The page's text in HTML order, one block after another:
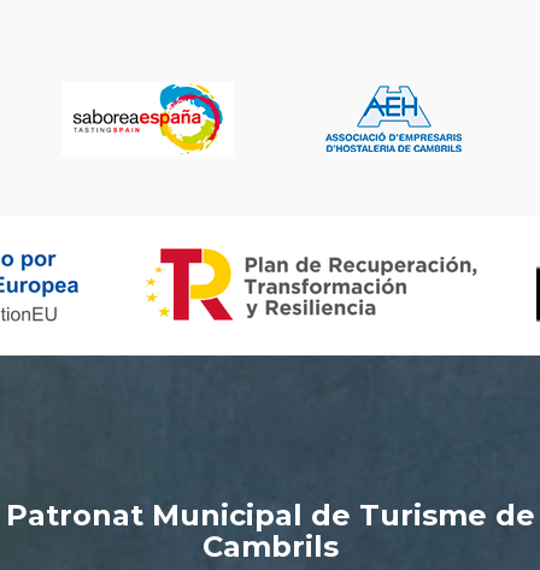
Patronat Municipal de Turisme de
Cambrils